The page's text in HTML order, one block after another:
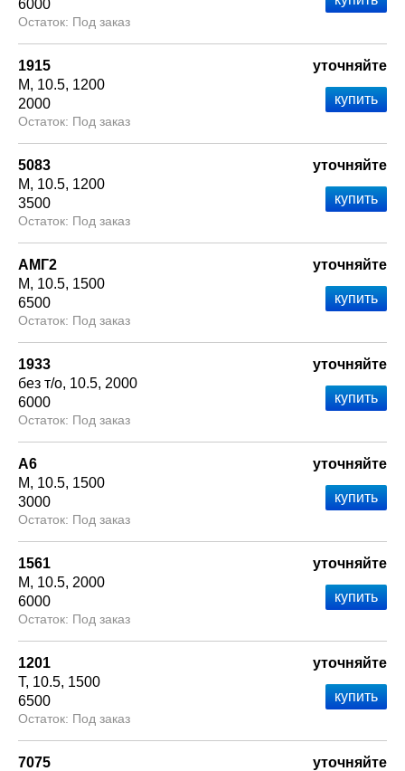
6000
Под заказ
1915
М
10.5 1200
2000
Под заказ
уточняйте
5083
М
10.5 1200
3500
Под заказ
уточняйте
АМГ2
М
10.5 1500
6500
Под заказ
уточняйте
1933
без т/о 10.5 2000
6000
Под заказ
уточняйте
А6
М
10.5 1500
3000
Под заказ
уточняйте
1561
М
10.5 2000
6000
Под заказ
уточняйте
1201
Т 10.5 1500
6500
Под заказ
уточняйте
7075
уточняйте